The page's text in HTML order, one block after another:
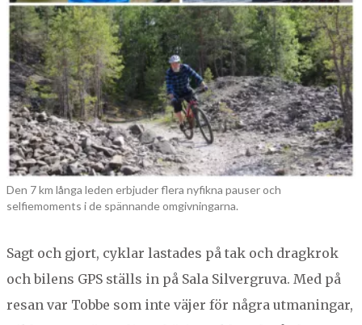
Den 7 km långa leden erbjuder flera nyfikna pauser och
selfiemoments i de spännande omgivningarna.
Sagt och gjort, cyk­lar las­tades på tak och dragkrok
och bilens GPS ställs in på Sala Sil­ver­gru­va. Med på
resan var Tobbe som inte väjer för några utmaningar,